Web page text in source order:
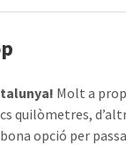
Molt a
quilòmetres,
opció per